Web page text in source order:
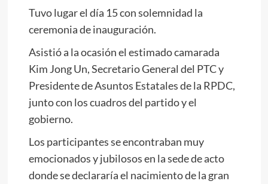
Tuvo lugar el día 15 con solemnidad la
ceremonia de inauguración.
Asistió a la ocasión el estimado camarada
Kim Jong Un, Secretario General del PTC y
Presidente de Asuntos Estatales de la RPDC,
junto con los cuadros del partido y el
gobierno.
Los participantes se encontraban muy
emocionados y jubilosos en la sede de acto
donde se declararía el nacimiento de la gran